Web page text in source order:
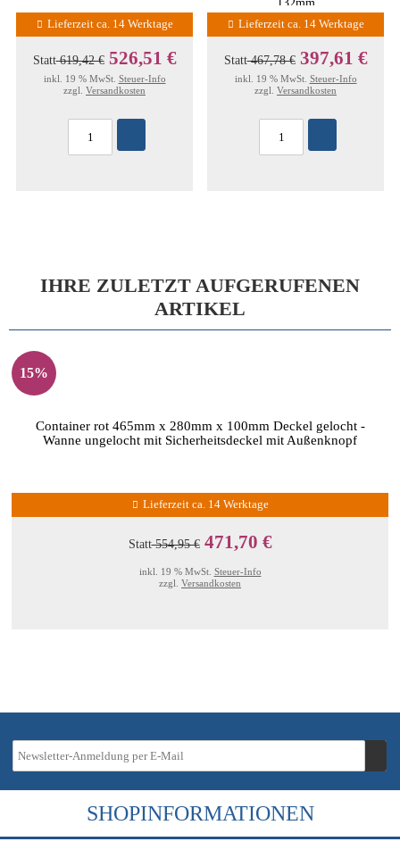
Lieferzeit ca. 14 Werktage
Statt619,42 € 526,51 €
inkl. 19 % MwSt. Steuer-Info
zzgl. Versandkosten
Lieferzeit ca. 14 Werktage
Statt467,78 € 397,61 €
inkl. 19 % MwSt. Steuer-Info
zzgl. Versandkosten
IHRE ZULETZT AUFGERUFENEN
ARTIKEL
15%
Container rot 465mm x 280mm x 100mm Deckel gelocht -
Wanne ungelocht mit Sicherheitsdeckel mit Außenknopf
Lieferzeit ca. 14 Werktage
Statt554,95 € 471,70 €
inkl. 19 % MwSt. Steuer-Info
zzgl. Versandkosten
SHOPINFORMATIONEN